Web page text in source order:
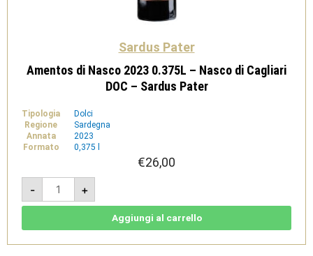
Sardus Pater
Amentos di Nasco 2023 0.375L – Nasco di Cagliari
DOC – Sardus Pater
Tipologia
Dolci
Regione
Sardegna
Annata
2023
Formato
0,375 l
€26,00
-
Amentos
Nasco
2023
di
+
Aggiungi al carrello